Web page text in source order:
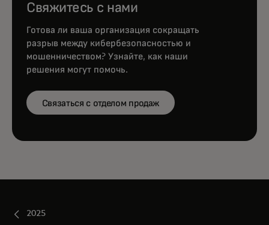
Свяжитесь с нами
Готова ли ваша организация сокращать
разрыв между кибербезопасностью и
мошенничеством? Узнайте, как наши
решения могут помочь.
Связаться с отделом продаж
2025